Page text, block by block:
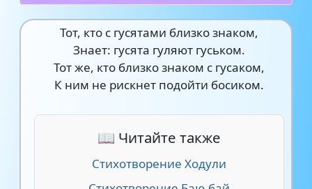
Тот, кто с гусятами близко знаком,
Знает: гусята гуляют гуськом.
Тот же, кто близко знаком с гусаком,
К ним не рискнет подойти босиком.
📖 Читайте также
Стихотворение Ходули